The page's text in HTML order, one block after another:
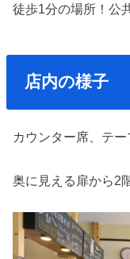
徒歩1分の場所！公
店内の様子
カウンター席、テー
奥に見える扉から2